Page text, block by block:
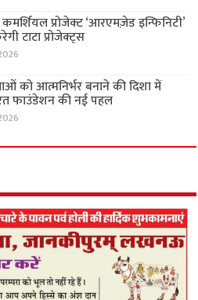
प्रोजेक्ट ‘आरएमज़ेड इन्फिनिटी’
टाटा प्रोजेक्ट्स
को आत्मनिर्भर बनाने की दिशा में
फाउंडेशन की नई पहल